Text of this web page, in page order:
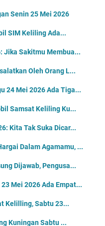
Senin 25 Mei 2026
SIM Keliling Ada...
Jika Sakitmu Membua...
Oleh Orang L...
24 Mei 2026 Ada Tiga...
Samsat Keliling Ku...
Kita Tak Suka Dicar...
Dalam Agamamu, ...
Dijawab, Pengusa...
Mei 2026 Ada Empat...
Kelilling, Sabtu 23...
Kuningan Sabtu ...